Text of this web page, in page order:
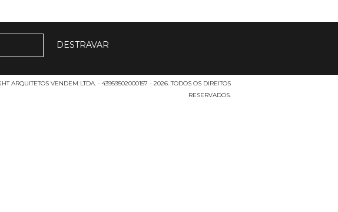
ARQUITETOS VENDEM LTDA. - 43959502000157 - 2026. TODOS OS DIREITOS
RESERVADOS.